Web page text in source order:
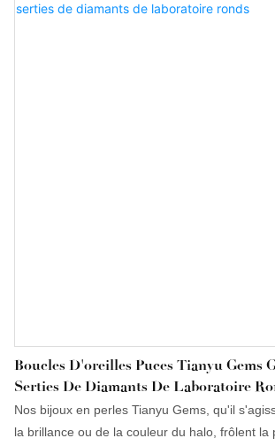
Boucles D'oreilles Puces Tianyu Gems
Serties De Diamants De Laboratoire
Nos bijoux en perles Tianyu Gems, qu'il
la brillance ou de la couleur du halo, frôlent la